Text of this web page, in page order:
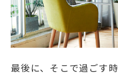
最後に、そこで過ごす